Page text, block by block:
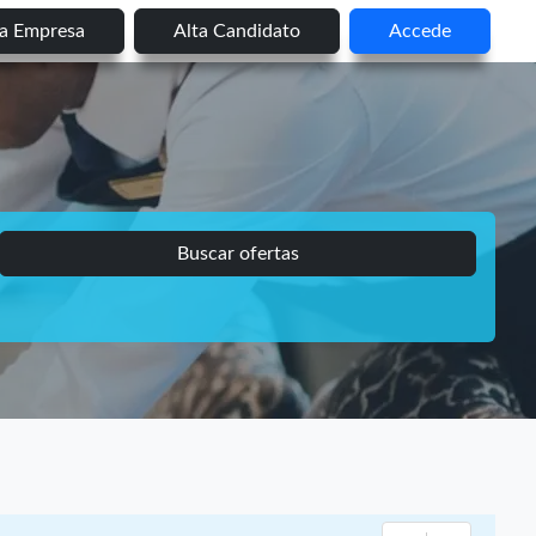
Empresa Alta Candidato Accede
Buscar ofertas